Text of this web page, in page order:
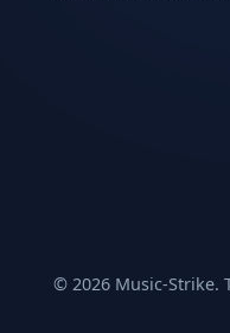
© 2026 Music-Strike.